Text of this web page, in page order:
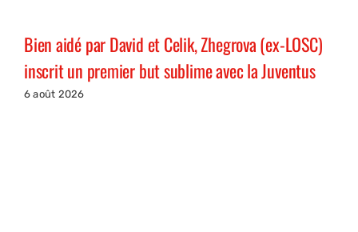
Bien aidé par David et Celik, Zhegrova (ex-LOSC)
inscrit un premier but sublime avec la Juventus
6 août 2026